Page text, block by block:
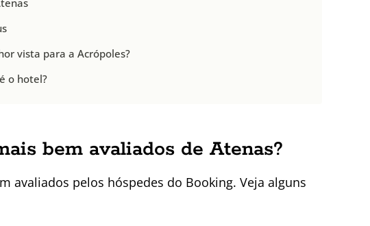
vista para a Acrópoles?
o hotel?
bem avaliados de Atenas?
avaliados pelos hóspedes do Booking. Veja alguns